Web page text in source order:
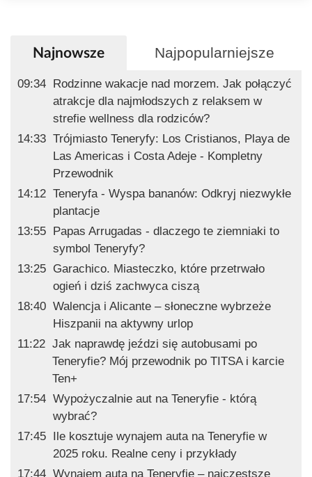
Najnowsze Najpopularniejsze
09:34 Rodzinne wakacje nad morzem. Jak połączyć
atrakcje dla najmłodszych z relaksem w
strefie wellness dla rodziców?
14:33 Trójmiasto Teneryfy: Los Cristianos, Playa de
Las Americas i Costa Adeje - Kompletny
Przewodnik
14:12 Teneryfa - Wyspa bananów: Odkryj niezwykłe
plantacje
13:55 Papas Arrugadas - dlaczego te ziemniaki to
symbol Teneryfy?
13:25 Garachico. Miasteczko, które przetrwało
ogień i dziś zachwyca ciszą
18:40 Walencja i Alicante – słoneczne wybrzeże
Hiszpanii na aktywny urlop
11:22 Jak naprawdę jeździ się autobusami po
Teneryfie? Mój przewodnik po TITSA i karcie
Ten+
17:54 Wypożyczalnie aut na Teneryfie - którą
wybrać?
17:45 Ile kosztuje wynajem auta na Teneryfie w
2025 roku. Realne ceny i przykłady
17:44 Wynajem auta na Teneryfie – najczęstsze